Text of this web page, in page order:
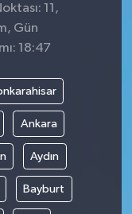
11,
Gün
18:47
Ankara
Aydın
Bayburt